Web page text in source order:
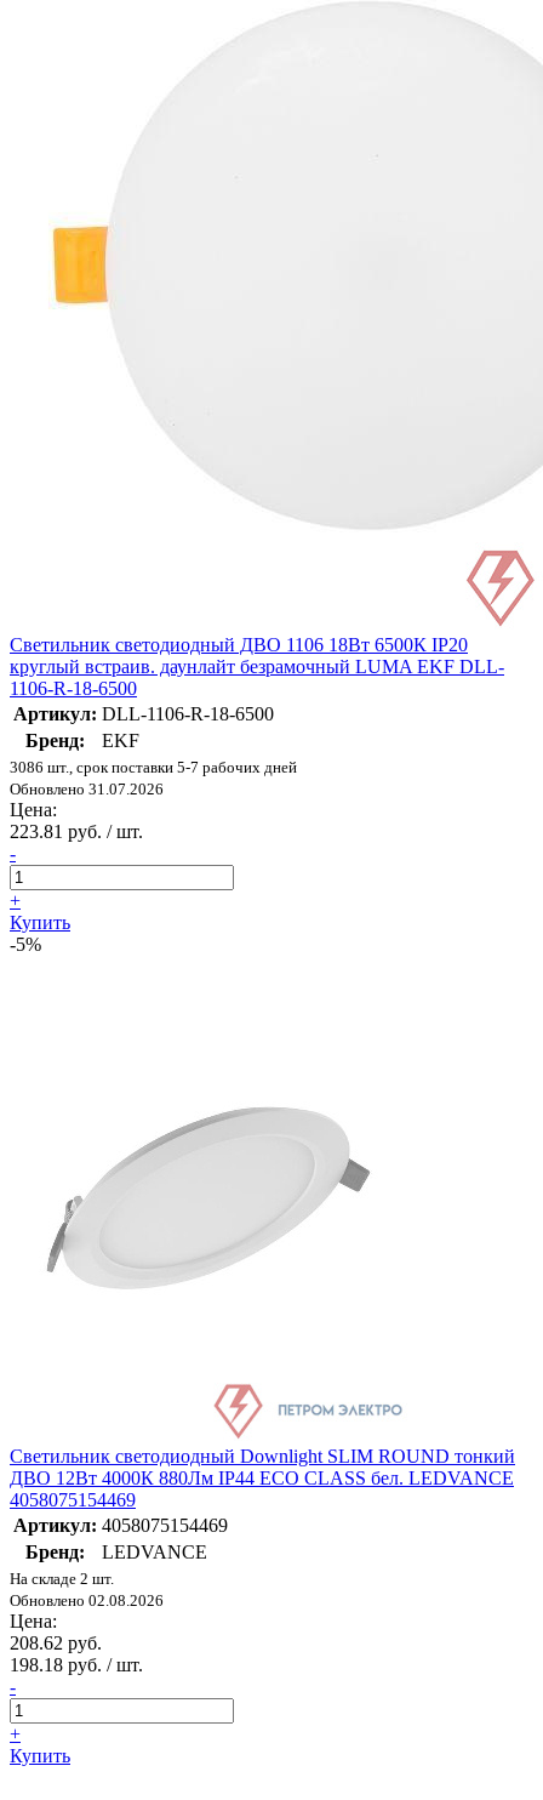
Светильник светодиодный ДВО 1106 18Вт 6500К IP20
круглый встраив. даунлайт безрамочный LUMA EKF DLL-
1106-R-18-6500
Артикул: DLL-1106-R-18-6500
Бренд:
EKF
3086 шт., срок поставки 5-7 рабочих дней
Обновлено 31.07.2026
Цена:
223.81 руб. / шт.
-
+
Купить
-5%
Светильник светодиодный Downlight SLIM ROUND тонкий
ДВО 12Вт 4000К 880Лм IP44 ECO CLASS бел. LEDVANCE
4058075154469
Артикул: 4058075154469
Бренд:
LEDVANCE
На складе 2 шт.
Обновлено 02.08.2026
Цена:
208.62 руб.
198.18 руб. / шт.
-
+
Купить